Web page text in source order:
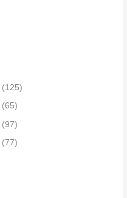
(125)
(65)
(97)
(77)